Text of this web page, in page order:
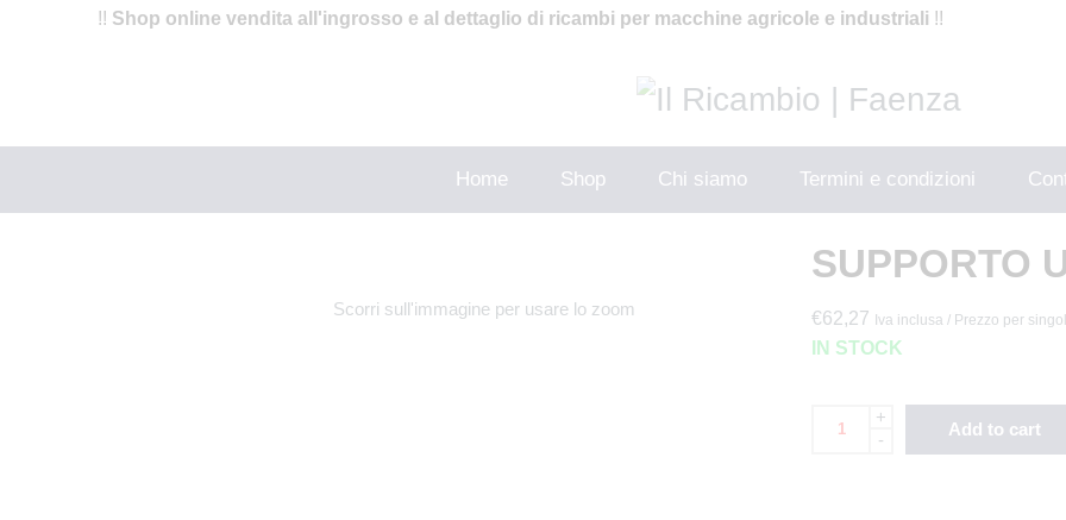
!! Shop online vendita all'ingrosso e al dettaglio di ricambi per macchine agricole e industriali !!
Home Shop Chi siamo Termini e condizioni
Scorri sull'immagine per usare lo zoom
SUPPORTO
€62,27 Iva inclusa / Prezzo per
IN STOCK
+
-
Add to cart